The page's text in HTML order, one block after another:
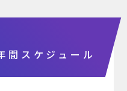
間スケジュール